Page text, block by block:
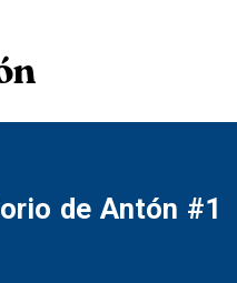
de Antón #1